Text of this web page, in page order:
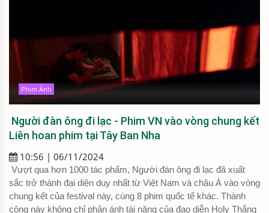
Phim Ảnh
Người đàn ông đi lạc - Phim VN vào vòng chung kết
Liên hoan phim tại Tây Ban Nha
10:56 | 06/11/2024
Vượt qua hơn 1000 tác phẩm, Người đàn ông đi lạc đã xuất
sắc trở thành đại diện duy nhất từ Việt Nam và châu Á vào vòng
chung kết của festival này, cùng 8 phim quốc tế khác. Thành
công này không chỉ phản ánh tài năng của đạo diễn Holy Thắng